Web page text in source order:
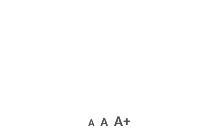
A A A+